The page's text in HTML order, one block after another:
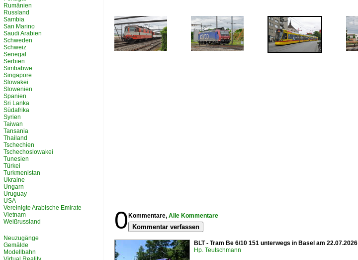
0 Kommentare, Alle Kommentare
Kommentar verfassen
BLT - Tram Be 6/10 151 unterwegs in Basel am 22.07.2026
Hp. Teutschmann
Rumänien
Russland
Sambia
San Marino
Saudi Arabien
Schweden
Schweiz
Senegal
Serbien
Simbabwe
Singapore
Slowakei
Slowenien
Spanien
Sri Lanka
Südafrika
Syrien
Taiwan
Tansania
Thailand
Tschechien
Tschechoslowakei
Tunesien
Türkei
Turkmenistan
Ukraine
Ungarn
Uruguay
USA
Vereinigte Arabische Emirate
Vietnam
Weißrussland
Neuzugänge
Gemälde
Modellbahn